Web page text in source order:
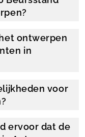
ontwerpen
in
voor
ervoor dat de